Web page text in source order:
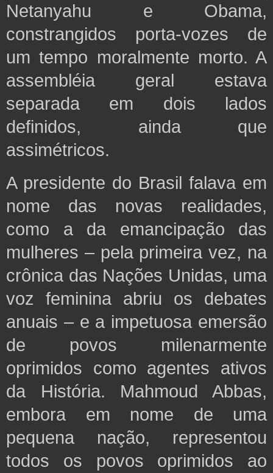
Netanyahu e Obama,
constrangidos porta-vozes de
um tempo moralmente morto. A
assembléia geral estava
separada em dois lados
definidos, ainda que
assimétricos.
A presidente do Brasil falava em
nome das novas realidades,
como a da emancipação das
mulheres – pela primeira vez, na
crônica das Nações Unidas, uma
voz feminina abriu os debates
anuais – e a impetuosa emersão
de povos milenarmente
oprimidos como agentes ativos
da História. Mahmoud Abbas,
embora em nome de uma
pequena nação, representou
todos os povos oprimidos ao